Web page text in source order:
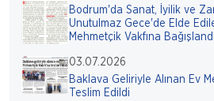
Bodrum'da Sanat, İyilik ve
Unutulmaz Gece'de Elde
Mehmetçik Vakfına Bağışlandı
03.07.2026
Baklava Geliriyle Alınan Ev
Teslim Edildi